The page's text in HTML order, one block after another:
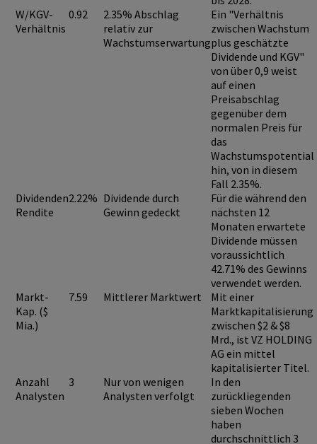
W/KGV-
Verhältnis
0.92
2.35% Abschlag
relativ zur
Wachstumserwartung
Ein "Verhältnis
zwischen Wachstum
plus geschätzte
Dividende und KGV"
von über 0,9 weist
auf einen
Preisabschlag
gegenüber dem
normalen Preis für
das
Wachstumspotential
hin, von in diesem
Fall 2.35%.
Dividenden
Rendite
2.22% Dividende durch
Gewinn gedeckt
Für die während den
nächsten 12
Monaten erwartete
Dividende müssen
voraussichtlich
42.71% des Gewinns
verwendet werden.
Markt-
Kap. ($
Mia.)
7.59 Mittlerer Marktwert
Mit einer
Marktkapitalisierung
zwischen $2 & $8
Mrd., ist VZ HOLDING
AG ein mittel
kapitalisierter Titel.
Anzahl
Analysten
3
Nur von wenigen
Analysten verfolgt
In den
zurückliegenden
sieben Wochen
haben
durchschnittlich 3